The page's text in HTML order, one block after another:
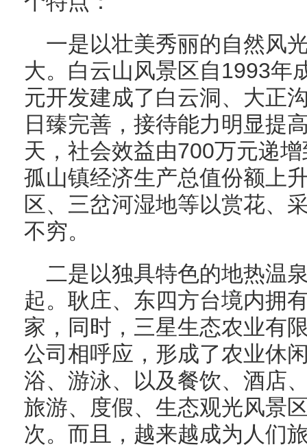
一是以壮美秀丽的自然风
大。白云山风景区自1993年
元开发建成了白云洞、大正
日臻完善，接待能力明显提
天，社会效益由700万元递
孤山镇经济生产总值份额上
区、三岔河湿地等以赏花、
不穷。
二是以独具特色的地热温
起。耿庄、东四方台境内拥
家，同时，三星生态农业有
公司相呼应，形成了农业休
浴、游泳、以及餐饮、酒店
旅游、度假、生态观光风景
次。而且，越来越成为人们